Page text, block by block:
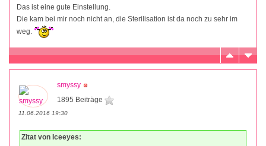
Das ist eine gute Einstellung.
Die kam bei mir noch nicht an, die Sterilisation ist da noch zu sehr im
weg.
smyssy
1895 Beiträge
11.06.2016 19:30
Zitat von Iceeyes: